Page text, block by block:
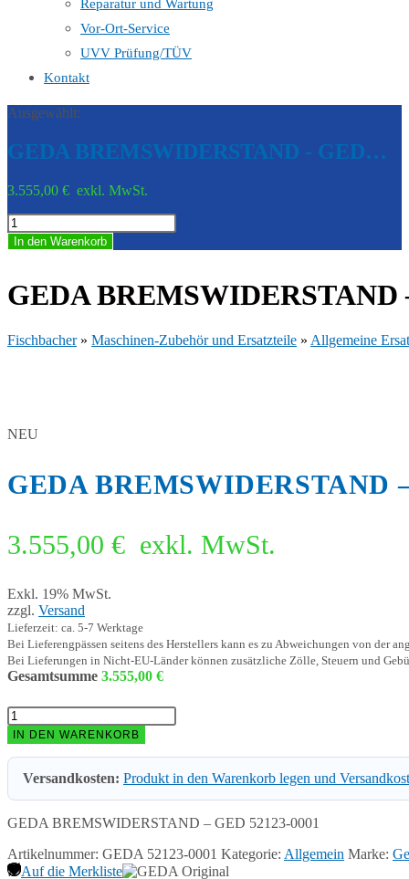
Reparatur und Wartung
Vor-Ort-Service
UVV Prüfung/TÜV
Kontakt
Ausgewählt:
GEDA BREMSWIDERSTAND - GED…
3.555,00 € exkl. MwSt.
GEDA
BREMSWIDERSTAND
-
52123-
0001
In den Warenkorb
GEDA BREMSWIDERSTAND
Fischbacher» Maschinen-Zubehör und Ersatzteile » Allgemeine
NEU
GEDA BREMSWIDERSTAND
3.555,00 € exkl. MwSt.
Exkl. 19% MwSt.
zzgl. Versand
Lieferzeit: ca. 5-7 Werktage
Bei Lieferengpässen seitens des Herstellers kann es zu Abweichungen von der
Bei Lieferungen in Nicht-EU-Länder können zusätzliche Zölle, Steuern und
Gesamtsumme 3.555,00 €
GEDA
BREMSWIDERSTAND
-
GED
52123-
0001
IN DEN WARENKORB
Versandkosten: Produkt in den Warenkorb legen und
GEDA BREMSWIDERSTAND – GED 52123-0001
Artikelnummer: GEDA 52123-0001 Kategorie: Allgemein Marke:
Auf die Merkliste